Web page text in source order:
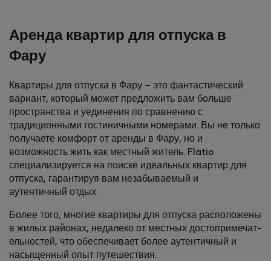
Аренда квартир для отпуска в
Фару
Квартиры для отпуска в Фару – это фантастический
вариант, который может предложить вам больше
пространства и уединения по сравнению с
традиционными гостиничными номерами. Вы не только
получаете комфорт от аренды в Фару, но и
возможность жить как местный житель. Flatio
специализируется на поиске идеальных квартир для
отпуска, гарантируя вам незабываемый и
аутентичный отдых.
Более того, многие квартиры для отпуска расположены
в жилых районах, недалеко от местных достопримечат­
ельностей, что обеспечивает более аутентичный и
насыщенный опыт путешествия.